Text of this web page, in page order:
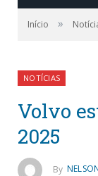
Início »
NOTÍCIAS
Volvo
2025
By